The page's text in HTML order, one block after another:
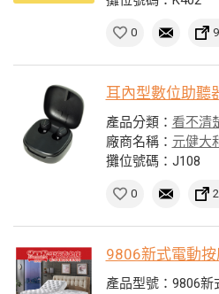
0
耳內型數位助聽
產品分類： 看不清
廠商名稱： 元健大
攤位號碼：J108
0
9806新式電動
產品型號：9806